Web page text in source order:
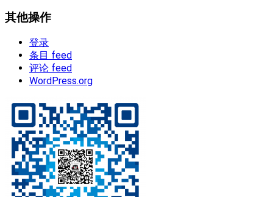
其他操作
登录
条目 feed
评论 feed
WordPress.org